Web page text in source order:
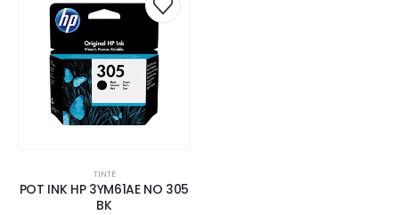
TINTE
POT INK HP 3YM61AE NO 305
BK